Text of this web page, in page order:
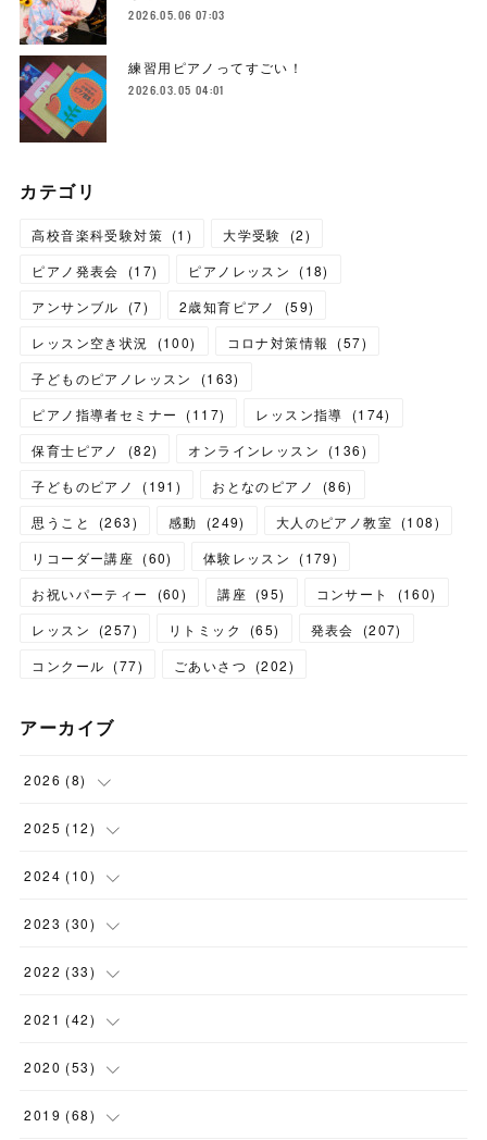
2026.05.06 07:03
練習用ピアノってすごい！
2026.03.05 04:01
カテゴリ
高校音楽科受験対策 (1 ) 大学受験 (2)
ピアノ発表会
(17) ピアノレッスン (18)
アンサンブル
(7) 2歳知育ピアノ (59)
レッスン空き状況
(100) コロナ対策情報 (57)
子どものピアノレッスン
(163)
ピアノ指導者セミナー
(117) レッスン指導 (174)
保育士ピアノ
(82) オンラインレッスン (136)
子どものピアノ
(191 ) おとなのピアノ (86)
思うこと
(263) 感動 (249) 大人のピアノ教室 (108)
リコーダー講座 (60) 体験レッスン (179)
お祝いパーティー
(60) 講座 (95) コンサート (160)
レッスン
(257) リトミック (65) 発表会 (207)
コンクール (77) ごあいさつ (202)
アーカイブ
2026 (8)
(1)
(3)
(1)
( 2 )
2025 (12)
(1)
(1)
(1)
( 1)
2024 (10)
(1)
(4)
(1)
(1 )
2023 (30)
(1)
(1)
(1)
(4 )
2022 (33)
(5)
(1)
(1)
2021 (42)
(1)
(2)
2020 (53)
(1)
2019 (68)